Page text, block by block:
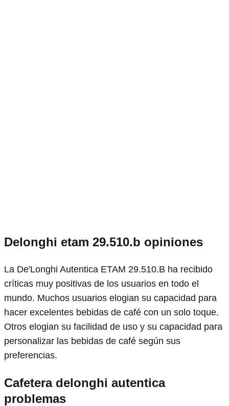
Delonghi etam 29.510.b opiniones
La De'Longhi Autentica ETAM 29.510.B ha recibido
críticas muy positivas de los usuarios en todo el
mundo. Muchos usuarios elogian su capacidad para
hacer excelentes bebidas de café con un solo toque.
Otros elogian su facilidad de uso y su capacidad para
personalizar las bebidas de café según sus
preferencias.
Cafetera delonghi autentica
problemas